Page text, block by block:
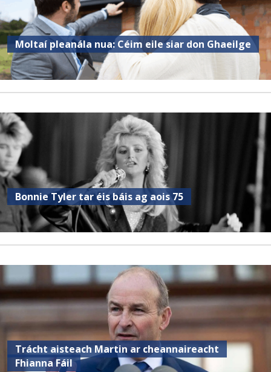
Moltaí pleanála nua: Céim eile siar don Ghaeilge
Bonnie Tyler tar éis báis ag aois 75
Trácht aisteach Martin ar cheannaireacht
Fhianna Fáil